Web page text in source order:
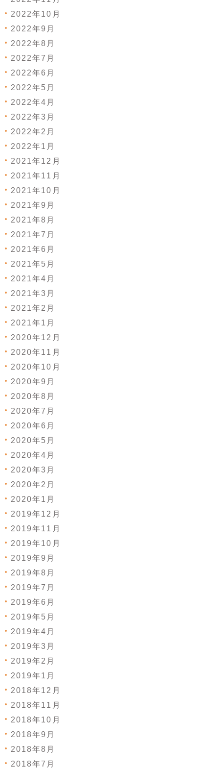
2022年10月
2022年9月
2022年8月
2022年7月
2022年6月
2022年5月
2022年4月
2022年3月
2022年2月
2022年1月
2021年12月
2021年11月
2021年10月
2021年9月
2021年8月
2021年7月
2021年6月
2021年5月
2021年4月
2021年3月
2021年2月
2021年1月
2020年12月
2020年11月
2020年10月
2020年9月
2020年8月
2020年7月
2020年6月
2020年5月
2020年4月
2020年3月
2020年2月
2020年1月
2019年12月
2019年11月
2019年10月
2019年9月
2019年8月
2019年7月
2019年6月
2019年5月
2019年4月
2019年3月
2019年2月
2019年1月
2018年12月
2018年11月
2018年10月
2018年9月
2018年8月
2018年7月